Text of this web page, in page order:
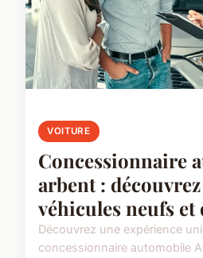
VOITURE
Concessionnaire
arbent :
véhicules neufs et
Découvrez une expérience
concessionnaire automobile